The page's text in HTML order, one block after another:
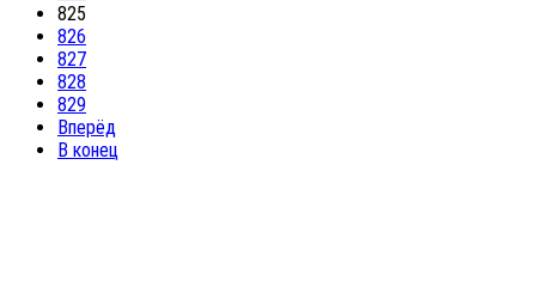
825
826
827
828
829
Вперёд
В конец